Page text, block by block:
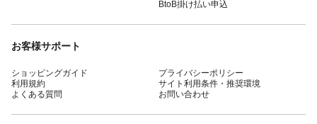
BtoB掛け払い申込
お客様サポート
ショッピングガイド
利用規約
よくある質問
プライバシーポリシー
サイト利用条件・推奨環境
お問い合わせ